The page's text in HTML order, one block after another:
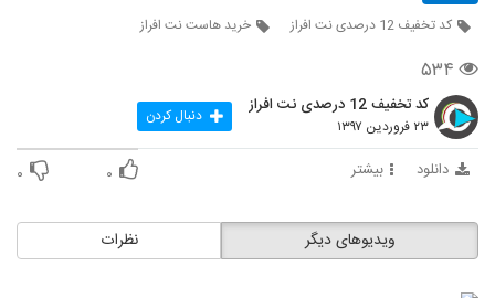
کد تخفیف 12 درصدی نت افراز
خرید هاست نت افراز
۵۳۴
کد تخفیف 12 درصدی نت افراز
۲۳ فروردین ۱۳۹۷ دنبال کردن
دانلود بیشتر ۰ ۰
نظرات ویدیوهای دیگر